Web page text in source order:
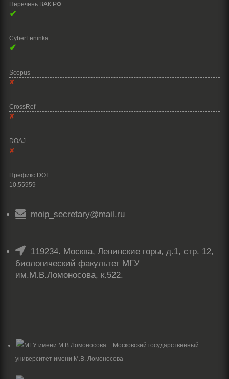
Перечень ВАК РФ
✔
CyberLeninka
✔
Scopus
✘
CrossRef
✘
DOAJ
✘
Префикс DOI
10.55959
 moip_secretary@mail.ru
 119234. Москва, Ленинские горы, д.1, стр. 12,
биологический факультет МГУ
им.М.В.Ломоносова, к.522.
Московский государственный
университет имени М.В. Ломоносова